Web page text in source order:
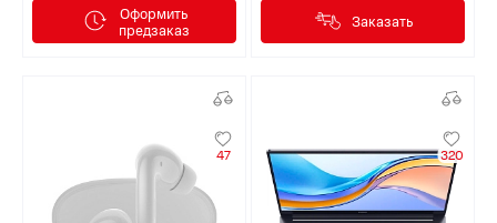
Оформить
предзаказ Заказать
47 320